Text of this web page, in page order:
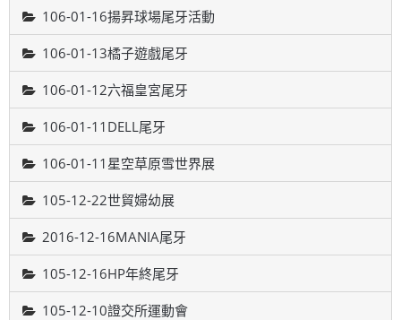
106-01-16揚昇球場尾牙活動
106-01-13橘子遊戲尾牙
106-01-12六福皇宮尾牙
106-01-11DELL尾牙
106-01-11星空草原雪世界展
105-12-22世貿婦幼展
2016-12-16MANIA尾牙
105-12-16HP年終尾牙
105-12-10證交所運動會